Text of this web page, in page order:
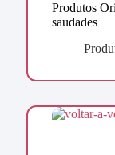
Produtos
saudades